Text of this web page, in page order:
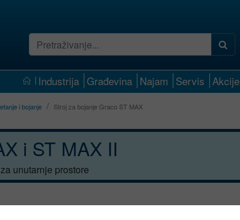
Industrija Građevina Najam Servis Akcije
i bojanje Stroj za bojanje Graco ST MAX
i ST MAX II
unutarnje prostore